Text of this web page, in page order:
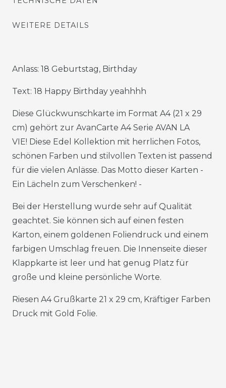
WEITERE DETAILS
Anlass: 18 Geburtstag, Birthday
Text: 18 Happy Birthday yeahhhh
Diese Glückwunschkarte im Format A4 (21 x 29
cm) gehört zur AvanCarte A4 Serie AVAN LA
VIE! Diese Edel Kollektion mit herrlichen Fotos,
schönen Farben und stilvollen Texten ist passend
für die vielen Anlässe. Das Motto dieser Karten -
Ein Lächeln zum Verschenken! -
Bei der Herstellung wurde sehr auf Qualität
geachtet. Sie können sich auf einen festen
Karton, einem goldenen Foliendruck und einem
farbigen Umschlag freuen. Die Innenseite dieser
Klappkarte ist leer und hat genug Platz für
große und kleine persönliche Worte.
Riesen A4 Grußkarte 21 x 29 cm, Kräftiger Farben
Druck mit Gold Folie.